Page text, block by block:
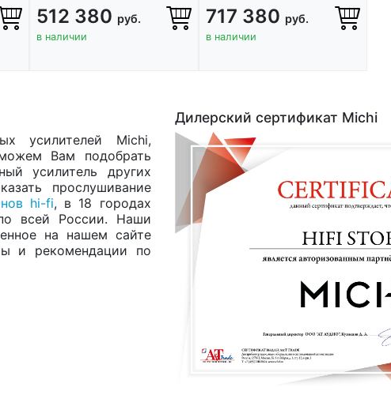
512 380 руб.
в наличии
717 380 руб.
в наличии
усилителей Michi,
Вам подобрать
усилитель других
прослушивание
hi-fi, в 18 городах
всей России. Наши
на нашем сайте
и рекомендации по
Дилерский сертификат Michi